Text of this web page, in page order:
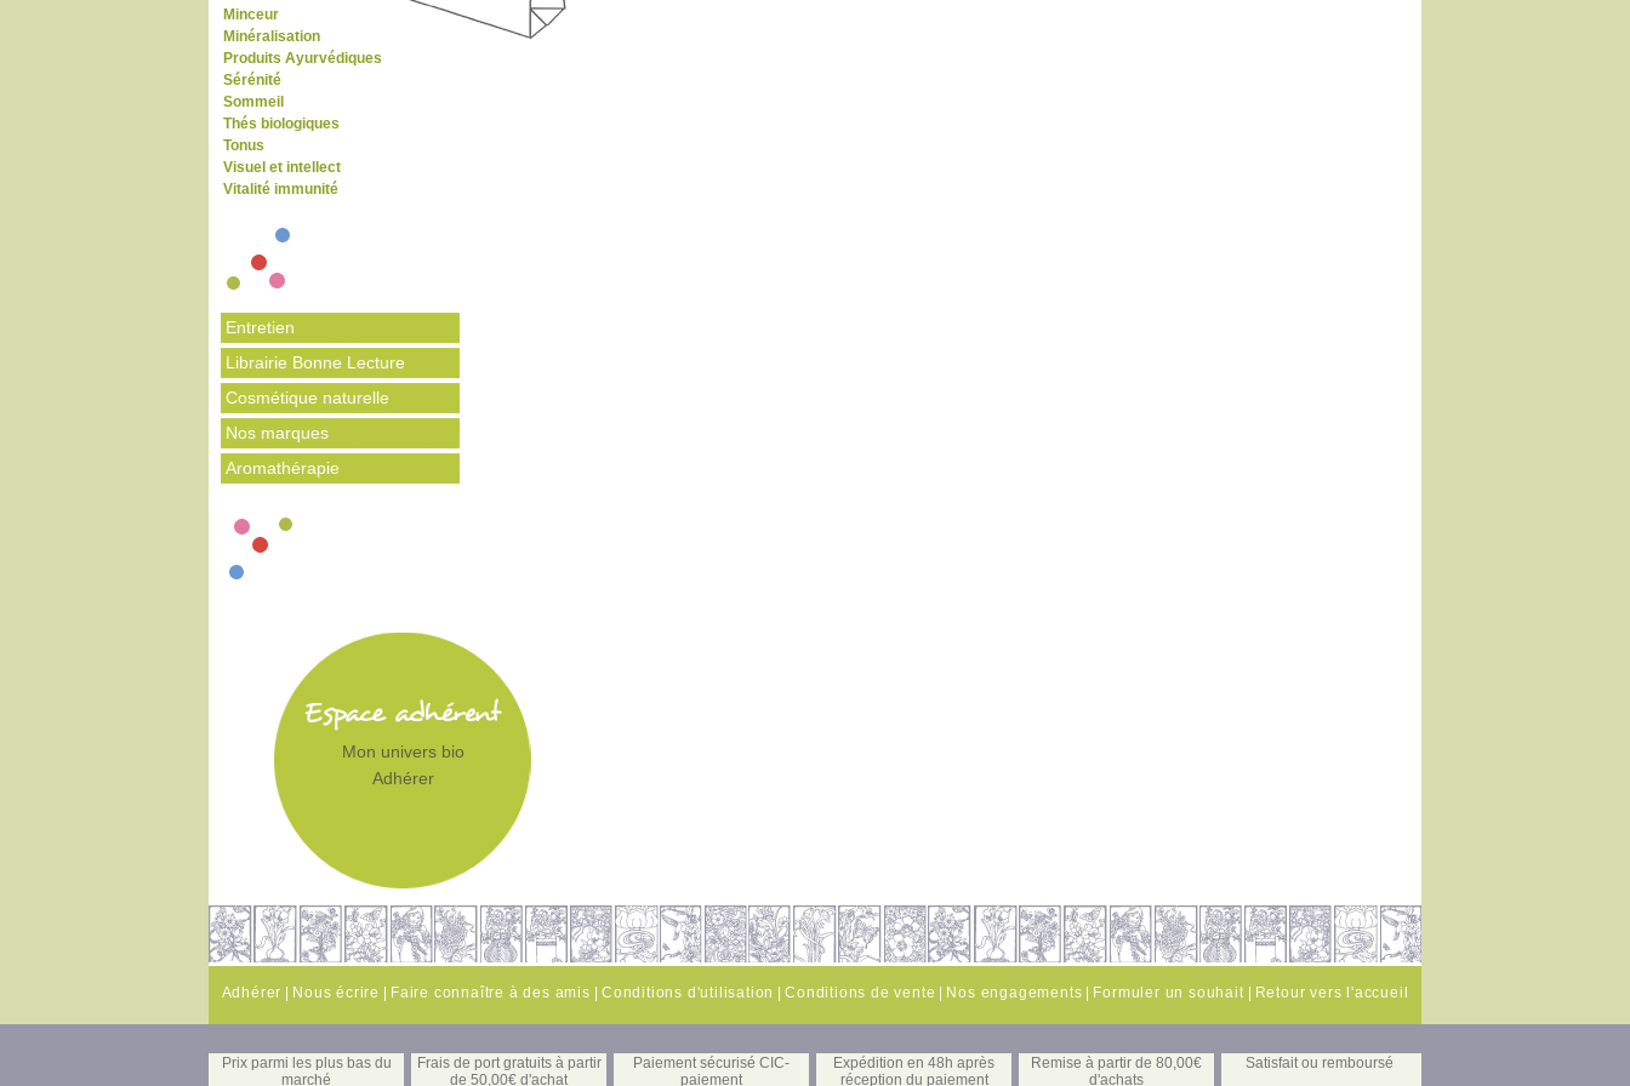
Minceur
Minéralisation
Produits Ayurvédiques
Sérénité
Sommeil
Thés biologiques
Tonus
Visuel et intellect
Vitalité immunité
Entretien
Librairie Bonne Lecture
Cosmétique naturelle
Nos marques
Aromathérapie
Mon univers bio
Adhérer
Adhérer Nous écrire Faire connaître à des amis Conditions d'utilisation |Conditions de vente Nos engagements Formuler un souhait| Retour vers l'accueil
Prix parmi les plus bas du
marché
Frais de port gratuits à partir
de 50,00€ d'achat
Paiement sécurisé CIC-
paiement
Expédition en 48h après
réception du paiement
Remise à partir de 80,00€
d'achats
Satisfait ou remboursé